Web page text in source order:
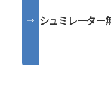
シュミレーター